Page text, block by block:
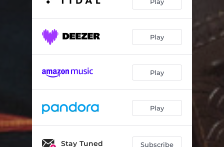
Play
Play
Play
Stay Tuned Subscribe